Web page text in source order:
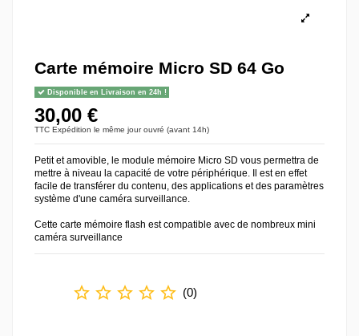
Carte mémoire Micro SD 64 Go
Disponible en Livraison en 24h !
30,00 €
TTC Expédition le même jour ouvré (avant 14h)
Petit et amovible, le module mémoire Micro SD vous permettra de
mettre à niveau la capacité de votre périphérique. Il est en effet
facile de transférer du contenu, des applications et des paramètres
système d'une caméra surveillance.
Cette carte mémoire flash est compatible avec de nombreux mini
caméra surveillance
star_border star_border star_border star_border star_border (0)